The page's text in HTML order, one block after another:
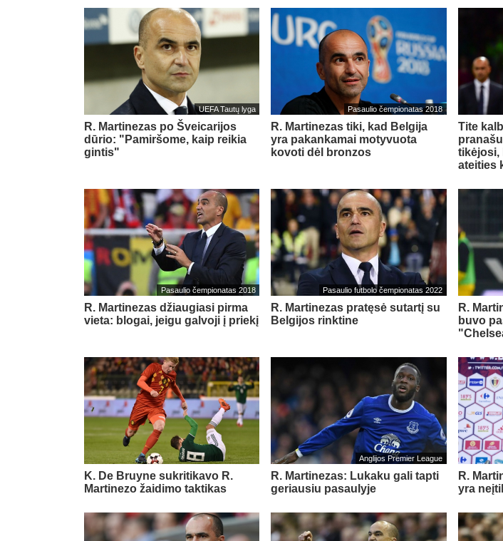
UEFA Tautų lyga
R. Martinezas po Šveicarijos
dūrio: "Pamiršome, kaip reikia
gintis"
Pasaulio čempionatas 2018
R. Martinezas tiki, kad Belgija
yra pakankamai motyvuota
kovoti dėl bronzos
Tite
tikėjosi,
ateities
Pasaulio čempionatas 2018
R. Martinezas džiaugiasi pirma
vieta: blogai, jeigu galvoji į priekį
Pasaulio futbolo čempionatas 2022
R. Martinezas pratęsė sutartį su
Belgijos rinktine
R.
buvo
K. De Bruyne sukritikavo R.
Martinezo žaidimo taktikas
Anglijos Premier League
R. Martinezas: Lukaku gali tapti
geriausiu pasaulyje
R.
yra